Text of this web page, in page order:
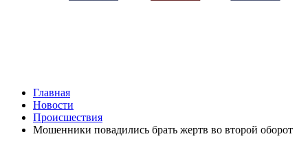
Главная
Новости
Происшествия
Мошенники повадились брать жертв во второй оборот